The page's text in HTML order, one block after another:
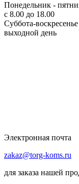
Понедельник -
с 8.00 до 18.00
Суббота-воскресенье
выходной день
Электронная почта
zakaz@torg-koms.ru
для заказа нашей